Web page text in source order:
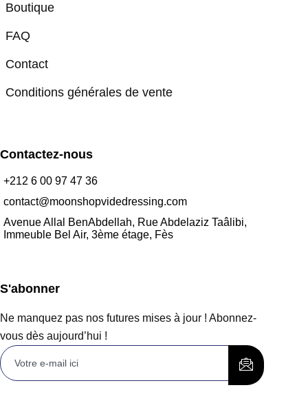
Boutique
FAQ
Contact
Conditions générales de vente
Contactez-nous
+212 6 00 97 47 36
contact@moonshopvidedressing.com
Avenue Allal BenAbdellah, Rue Abdelaziz Taâlibi,
Immeuble Bel Air, 3ème étage, Fès
S'abonner
Ne manquez pas nos futures mises à jour ! Abonnez-
vous dès aujourd’hui !